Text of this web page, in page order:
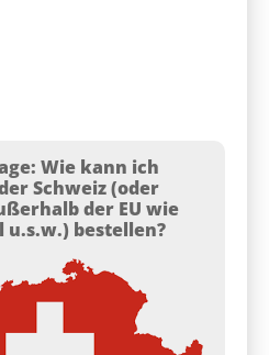
Wie kann ich
Schweiz (oder
der EU wie
u.s.w.) bestellen?